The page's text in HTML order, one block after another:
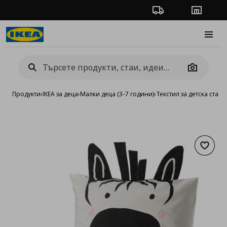
Проследяване на
Camera
Продукти›IKEA за деца›Малки деца (3-7 години)›Текстил за детска стая